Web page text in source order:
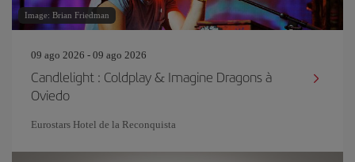
Image: Brian Friedman
09 ago 2026 - 09 ago 2026
Candlelight : Coldplay & Imagine Dragons à
Oviedo
Eurostars Hotel de la Reconquista